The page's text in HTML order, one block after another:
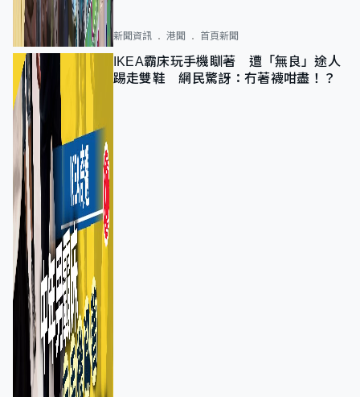
新聞資訊 港聞 首頁新聞
IKEA霸床玩手機瞓著 遭「無良」途人
踢走雙鞋 網民驚訝：冇著襪咁盡！？